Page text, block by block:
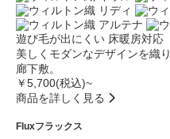
遊び毛が出にくい 床暖房対応
美しくモダンなデザインを織
廊下敷。
￥5,700(税込)~
商品を詳しく見る
Fluxフラックス